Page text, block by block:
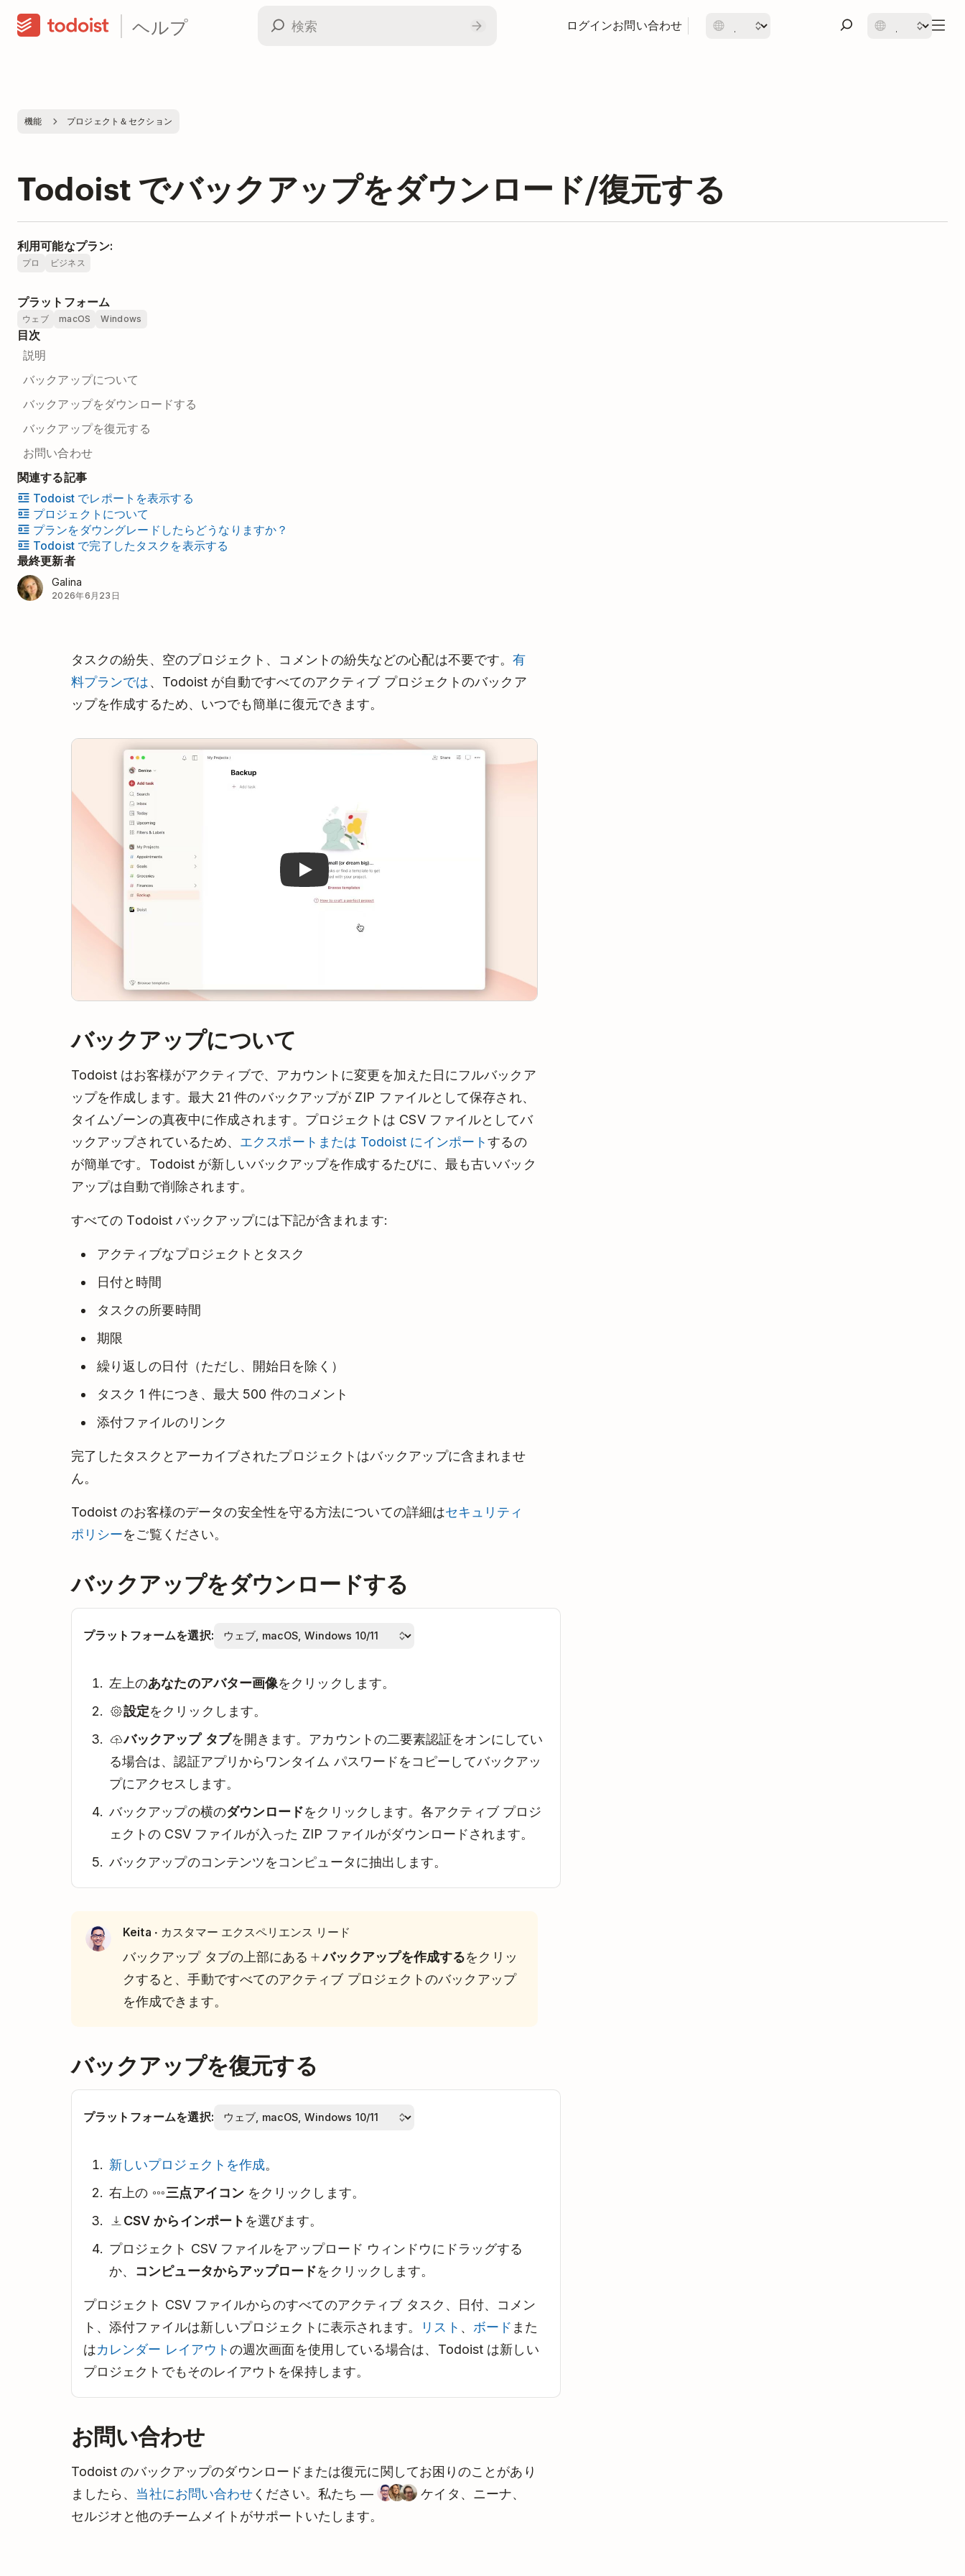
ヘルプ ログインお問い合わせ
機能 プロジェクト＆セクション
Todoist でバックアップをダウンロード/復元する
利用可能なプラン:
プロ ビジネス
プラットフォーム
ウェブ macOS Windows
目次
説明
バックアップについて
バックアップをダウンロードする
バックアップを復元する
お問い合わせ
関連する記事
Todoist でレポートを表示する
プロジェクトについて
プランをダウングレードしたらどうなりますか？
Todoist で完了したタスクを表示する
最終更新者
Galina
2026年6月23日
タスクの紛失、空のプロジェクト、コメントの紛失などの心配は不要です。有
料プランでは、Todoist が自動ですべてのアクティブ プロジェクトのバックア
ップを作成するため、いつでも簡単に復元できます。
Play
バックアップについて
Todoist はお客様がアクティブで、アカウントに変更を加えた日にフルバックア
ップを作成します。最大 21 件のバックアップが ZIP ファイルとして保存され、
タイムゾーンの真夜中に作成されます。プロジェクトは CSV ファイルとしてバ
ックアップされているため、 エクスポートまたは Todoist にインポートするの
が簡単です。Todoist が新しいバックアップを作成するたびに、最も古いバック
アップは自動で削除されます。
すべての Todoist バックアップには下記が含まれます:
アクティブなプロジェクトとタスク
日付と時間
タスクの所要時間
期限
繰り返しの日付（ただし、開始日を除く）
タスク 1 件につき、最大 500 件のコメント
添付ファイルのリンク
完了したタスクとアーカイブされたプロジェクトはバックアップに含まれませ
ん。
Todoist のお客様のデータの安全性を守る方法についての詳細はセキュリティ
ポリシーをご覧ください。
バックアップをダウンロードする
プラットフォームを選択:
左上のあなたのアバター画像をクリックします。
設定をクリックします。
バックアップ タブを開きます。アカウントの二要素認証をオンにしてい
る場合は、認証アプリからワンタイム パスワードをコピーしてバックアッ
プにアクセスします。
バックアップの横のダウンロードをクリックします。各アクティブ プロジ
ェクトの CSV ファイルが入った ZIP ファイルがダウンロードされます。
バックアップのコンテンツをコンピュータに抽出します。
Keita · カスタマー エクスペリエンス リード
バックアップ タブの上部にある バックアップを作成するをクリッ
クすると、手動ですべてのアクティブ プロジェクトのバックアップ
を作成できます。
バックアップを復元する
プラットフォームを選択:
新しいプロジェクトを作成。
右上の
三点アイコンをクリックします。
CSV からインポート を選びます。
プロジェクト CSV ファイルをアップロード ウィンドウにドラッグする
か、 コンピュータからアップロードをクリックします。
プロジェクト CSV ファイルからのすべてのアクティブ タスク、日付、コメン
ト、添付ファイルは新しいプロジェクトに表示されます。
リスト 、 ボード また
はカレンダー レイアウトの週次画面を使用している場合は、Todoist は新しい
プロジェクトでもそのレイアウトを保持します。
お問い合わせ
Todoist のバックアップのダウンロードまたは復元に関してお困りのことがあり
ましたら、 当社にお問い合わせください。私たち —
ケイタ、ニーナ、
セルジオと他のチームメイトがサポートいたします。